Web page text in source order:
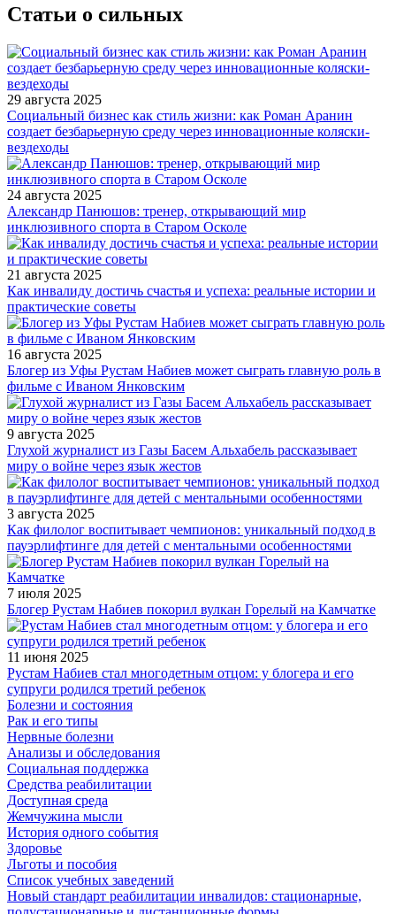
Статьи о сильных
29 августа 2025
Социальный бизнес как стиль жизни: как Роман Аранин
создает безбарьерную среду через инновационные коляски-
вездеходы
24 августа 2025
Александр Панюшов: тренер, открывающий мир
инклюзивного спорта в Старом Осколе
21 августа 2025
Как инвалиду достичь счастья и успеха: реальные истории и
практические советы
16 августа 2025
Блогер из Уфы Рустам Набиев может сыграть главную роль в
фильме с Иваном Янковским
9 августа 2025
Глухой журналист из Газы Басем Альхабель рассказывает
миру о войне через язык жестов
3 августа 2025
Как филолог воспитывает чемпионов: уникальный подход в
пауэрлифтинге для детей с ментальными особенностями
7 июля 2025
Блогер Рустам Набиев покорил вулкан Горелый на Камчатке
11 июня 2025
Рустам Набиев стал многодетным отцом: у блогера и его
супруги родился третий ребенок
Болезни и состояния
Рак и его типы
Нервные болезни
Анализы и обследования
Социальная поддержка
Средства реабилитации
Доступная среда
Жемчужина мысли
История одного события
Здоровье
Льготы и пособия
Список учебных заведений
Новый стандарт реабилитации инвалидов: стационарные,